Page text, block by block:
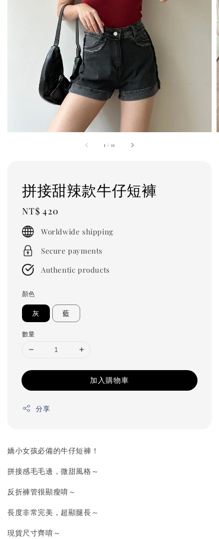
1 / 11
拼接甜辣款牛仔短褲
Regular
price
NT$ 420
Worldwide shipping
Secure payments
Authentic products
顏色
灰 藍
數量
加入購物車
分享
嬌小女孩必備的牛仔短褲！
拼接感毛毛邊，微甜風格～
反折褲管很顯瘦唷～
長度非常完美，超顯腿長～
現貨尺寸齊唷～